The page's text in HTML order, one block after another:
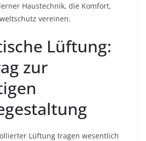
Haustechnik, die Komfort,
vereinen.
Lüftung:
zur
Lüftung tragen wesentlich